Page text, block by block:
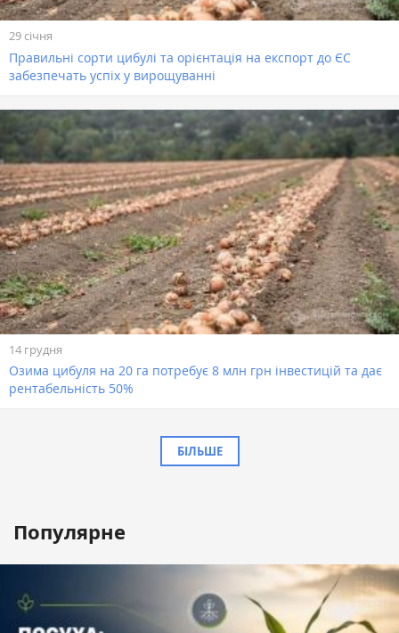
29 січня
Правильні сорти цибулі та орієнтація на експорт до ЄС
забезпечать успіх у вирощуванні
14 грудня
Озима цибуля на 20 га потребує 8 млн грн інвестицій та дає
рентабельність 50%
БІЛЬШЕ
Популярне